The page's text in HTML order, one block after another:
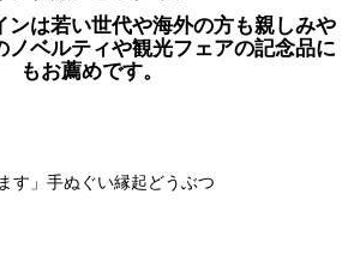
ンは若い世代や海外の方も親しみや
ノベルティや観光フェアの記念品に
もお薦めです。
す」手ぬぐい縁起どうぶつ